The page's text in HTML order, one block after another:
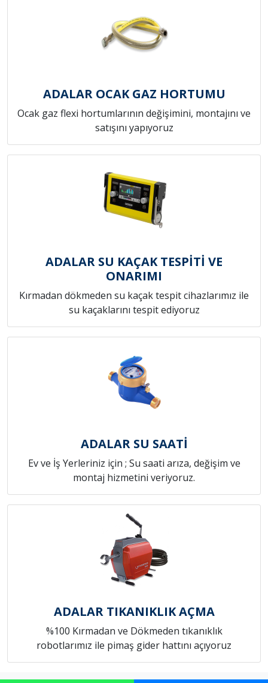
ADALAR OCAK GAZ HORTUMU
Ocak gaz flexi hortumlarının değişimini, montajını ve
satışını yapıyoruz
ADALAR SU KAÇAK TESPİTİ VE
ONARIMI
Kırmadan dökmeden su kaçak tespit cihazlarımız ile
su kaçaklarını tespit ediyoruz
ADALAR SU SAATİ
Ev ve İş Yerleriniz için ; Su saati arıza, değişim ve
montaj hizmetini veriyoruz.
ADALAR TIKANIKLIK AÇMA
%100 Kırmadan ve Dökmeden tıkanıklık
robotlarımız ile pimaş gider hattını açıyoruz